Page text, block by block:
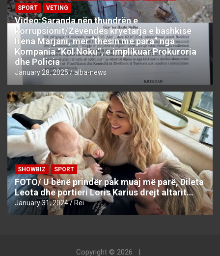
SPORT
VETING
Video:Saranda nën thundrën e
korrupsionit/Zëvëndës kryetarja e bashkisë
Irena Marjani, mer “thesin me para” nga
Kompania “Kol Noku”, e implikuar Prokuroria
dhe Policia
January 28, 2025 alba-news
SHOWBIZ SPORT
FOTO/ U bënë prindër pak muaj më parë, Dileta
Leota dhe portieri Loris Karius drejt altarit…
January 31, 2024 Rei
Copyright © 2026